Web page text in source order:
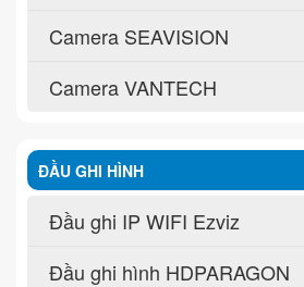
Camera SEAVISION
Camera VANTECH
ĐẦU GHI HÌNH
Đầu ghi IP WIFI Ezviz
Đầu ghi hình HDPARAGON